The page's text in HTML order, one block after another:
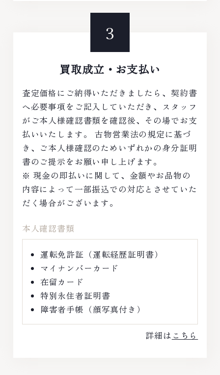
買取成立・お支払い
査定価格にご納得いただきましたら、契約書
へ必要事項をご記入していただき、スタッフ
がご本人様確認書類を確認後、その場でお支
払いいたします。 古物営業法の規定に基づ
き、ご本人様確認のためいずれかの身分証明
書のご提示をお願い申し上げます。
※ 現金の即払いに関して、金額やお品物の
内容によって一部振込での対応とさせていた
だく場合がございます。
本人確認書類
運転免許証（運転経歴証明書）
マイナンバーカード
在留カード
特別永住者証明書
障害者手帳（顔写真付き）
詳細は こちら